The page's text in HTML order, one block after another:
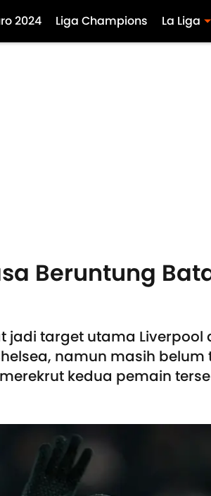
2024 Liga Champions La Liga
Beruntung
jadi target utama Liverpool
namun masih
kedua pemain